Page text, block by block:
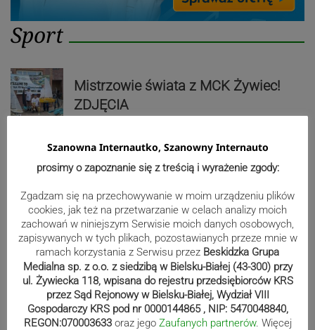
Sport
Mistrzowie świata z MCK Żywiec!
ZDJĘCIA
Bracia Szejowie ruszają po kolejne
wystartują w Rajdzie Rzeszowskim
80-lecie Soły Kobiernice. Będzie się
działo! SZCZEGÓŁOWY PROGRAM
Szanowna Internautko, Szanowny Internauto
prosimy o zapoznanie się z treścią i wyrażenie zgody:
Zgadzam się na przechowywanie w moim urządzeniu plików
cookies, jak też na przetwarzanie w celach analizy moich
zachowań w niniejszym Serwisie moich danych osobowych,
zapisywanych w tych plikach, pozostawianych przeze mnie w
ramach korzystania z Serwisu przez Beskidzka Grupa
Medialna sp. z o.o. z siedzibą w Bielsku-Białej (43-300) przy
ul. Żywiecka 118, wpisana do rejestru przedsiębiorców KRS
przez Sąd Rejonowy w Bielsku-Białej, Wydział VIII
Gospodarczy KRS pod nr 0000144865 , NIP: 5470048840,
REGON:070003633 oraz jego Zaufanych partnerów. Więcej